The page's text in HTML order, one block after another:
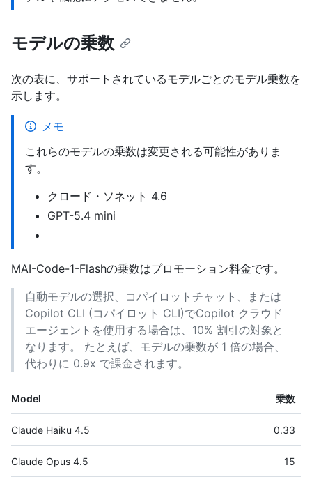
モデルの乗数
次の表に、サポートされているモデルごとのモデル乗数を
示します。
メモ
これらのモデルの乗数は変更される可能性がありま
す。
クロード・ソネット 4.6
GPT-5.4 mini
MAI-Code-1-Flashの乗数はプロモーション料金です。
自動モデルの選択、コパイロットチャット、または
Copilot CLI (コパイロット CLI)でCopilot クラウド
エージェントを使用する場合は、10% 割引の対象と
なります。 たとえば、モデルの乗数が 1 倍の場合、
代わりに 0.9x で課金されます。
Model 乗数
Claude Haiku 4.5 0.33
Claude Opus 4.5 15